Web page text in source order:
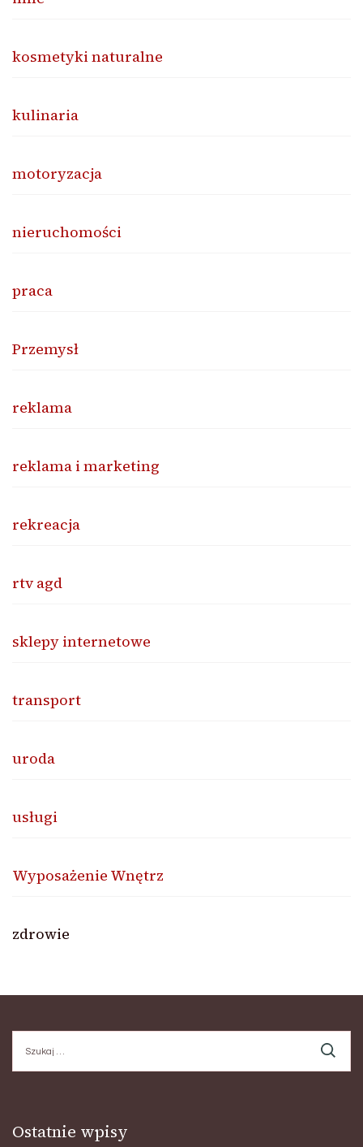
kosmetyki naturalne
kulinaria
motoryzacja
nieruchomości
praca
Przemysł
reklama
reklama i marketing
rekreacja
rtv agd
sklepy internetowe
transport
uroda
usługi
Wyposażenie Wnętrz
zdrowie
Ostatnie wpisy